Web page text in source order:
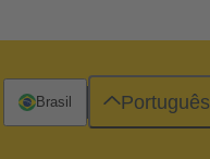
Brasil Português